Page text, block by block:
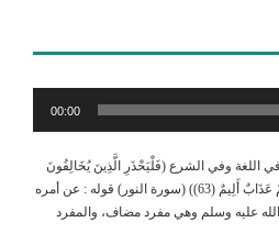
00:00
اللغة وفي الشرع (فَلْيَحْذَرِ الَّذِينَ يُخَالِفُونَ
عَنْ أَمْرِهِ أَن تُصِيبَهُمْ فِتْنَةٌ أَوْ يُصِيبَهُمْ عَذَابٌ أَلِيمٌ (63)) (سورة النور) قوله : عن أمره
عليه وسلم وهي مفرد مضاف، والمفرد